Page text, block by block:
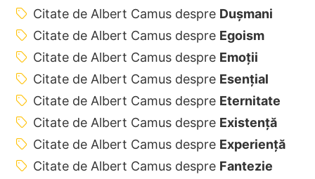
Citate de Albert Camus despre Dușmani
Citate de Albert Camus despre Egoism
Citate de Albert Camus despre Emoții
Citate de Albert Camus despre Esențial
Citate de Albert Camus despre Eternitate
Citate de Albert Camus despre Existență
Citate de Albert Camus despre Experiență
Citate de Albert Camus despre Fantezie